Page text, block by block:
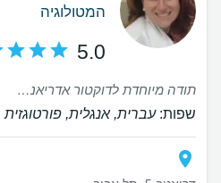
המטולוגיה
5.0
תודה מיוחדת לדוקטור אדריאנה על השירותים המצוינים שלך. את כל כך מקצועית ושוטפת באנגלית. אני ממליצה בחום. תודה 😊 🫂.
שפות:עברית, אנגלית, פורטוגזית